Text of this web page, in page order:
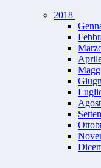
2018